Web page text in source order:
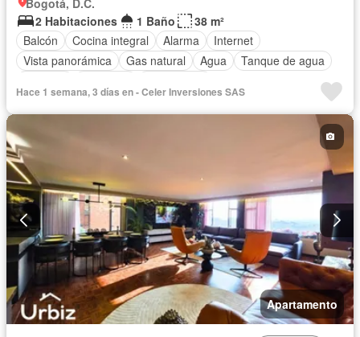
2 Habitaciones
1 Baño
38 m²
Balcón
Cocina integral Alarma
Internet
Vista panorámica
Gas natural Agua
Tanque de agua
Acceso para personas con discapacidad
Gimnasio
Permite mascotas
Hace 1 semana, 3 días en - Celer Inversiones SAS
Apartamento